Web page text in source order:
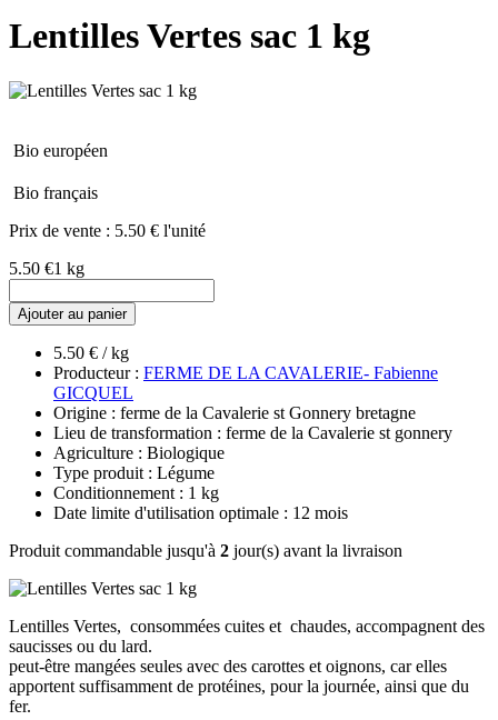
Lentilles Vertes sac 1 kg
Bio européen
Bio français
Prix de vente : 5.50 € l'unité
5.50 €1 kg
Ajouter au panier
5.50 € / kg
Producteur : FERME DE LA CAVALERIE- Fabienne
GICQUEL
Origine : ferme de la Cavalerie st Gonnery bretagne
Lieu de transformation : ferme de la Cavalerie st gonnery
Agriculture : Biologique
Type produit : Légume
Conditionnement : 1 kg
Date limite d'utilisation optimale : 12 mois
Produit commandable jusqu'à 2 jour(s) avant la livraison
Lentilles Vertes, consommées cuites et chaudes, accompagnent des
saucisses ou du lard.
peut-être mangées seules avec des carottes et oignons, car elles
apportent suffisamment de protéines, pour la journée, ainsi que du
fer.